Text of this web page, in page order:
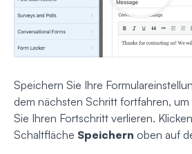
Speichern Sie Ihre
dem nächsten Schritt fortfahren, um
Sie Ihren Fortschritt verlieren.
Schaltfläche Speichern oben auf